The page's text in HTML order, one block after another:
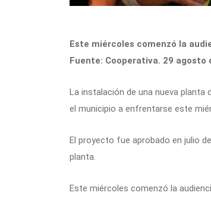
Este miércoles comenzó la
Fuente: Cooperativa. 29 agosto
La instalación de una nueva planta
el municipio a enfrentarse este
El proyecto fue aprobado en julio
planta.
Este miércoles comenzó la